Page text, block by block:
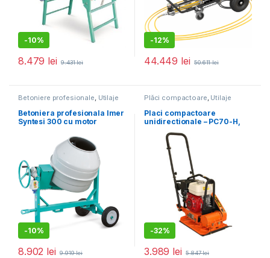
-10%
8.479 lei 9.431lei
-12%
44.449 lei 50.611lei
Betoniere profesionale, Utilaje
Betoniera profesionala Imer
Syntesi 300 cu motor
-10%
8.902 lei 9.919lei
Plăci compactoare, Utilaje
Placi compactoare
unidirectionale – PC70-H,
benzina 5.5 cp, greutate 65
-32%
3.989 lei 5.847lei